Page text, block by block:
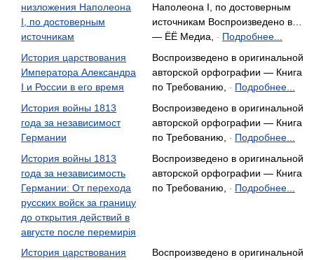
низложения Наполеона
I, по достоверным
источникам
Наполеона I, по достоверным
источникам Воспроизведено в…
— ЁЁ Медиа,
- Подробнее...
История царствования
Императора Александра
I и России в его время
Воспроизведено в оригинальной
авторской орфографии — Книга
по Требованию,
- Подробнее...
История войны 1813
года за независимост
Германии
Воспроизведено в оригинальной
авторской орфографии — Книга
по Требованию,
- Подробнее...
История войны 1813
года за независимость
Германии: От перехода
русских войск за границу
до открытия действий в
августе после перемирія
Воспроизведено в оригинальной
авторской орфографии — Книга
по Требованию,
- Подробнее...
История царствования
Воспроизведено в оригинальной